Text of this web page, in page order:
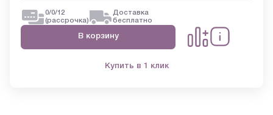
0/0/12
(рассрочка)
Доставка
бесплатно
В корзину
Купить в 1 клик